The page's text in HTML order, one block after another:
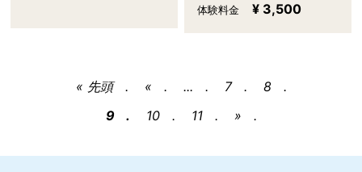
体験料金
¥ 3,500
« 先頭 « ... 7
8
9
10 11 »